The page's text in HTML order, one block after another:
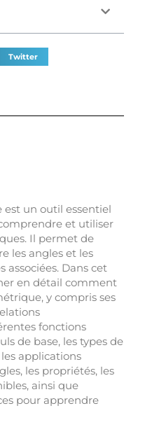
Twitter
un outil essentiel
et utiliser
Il permet de
les angles et les
Dans cet
en détail comment
y compris ses
fonctions
de base, les types de
applications
les propriétés, les
ainsi que
pour apprendre